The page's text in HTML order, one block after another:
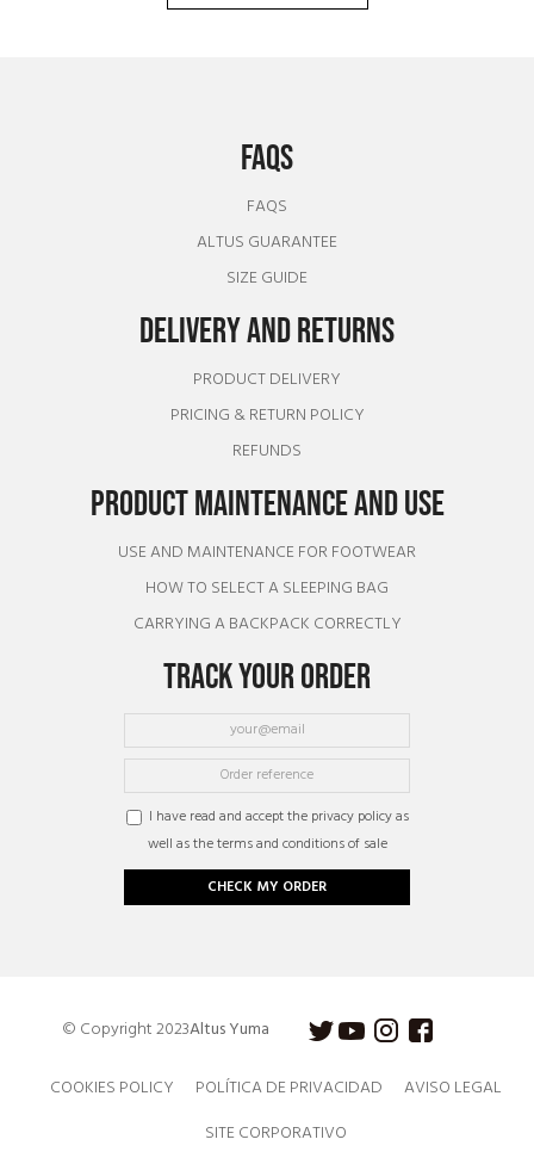
FAQS
FAQS
ALTUS GUARANTEE
SIZE GUIDE
DELIVERY AND RETURNS
PRODUCT DELIVERY
PRICING & RETURN POLICY
REFUNDS
PRODUCT MAINTENANCE AND USE
USE AND MAINTENANCE FOR FOOTWEAR
HOW TO SELECT A SLEEPING BAG
CARRYING A BACKPACK CORRECTLY
TRACK YOUR ORDER
I have read and accept the privacy policy as
well as the terms and conditions of sale
CHECK MY ORDER
© Copyright 2023Altus Yuma
COOKIES POLICY POLÍTICA DE PRIVACIDAD
AVISO LEGAL
SITE CORPORATIVO